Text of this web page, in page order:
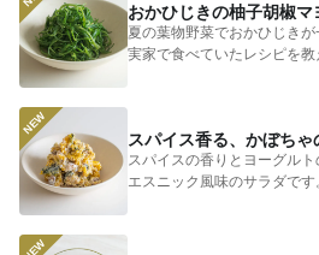
おかひじきの柚子胡椒マ
夏の葉物野菜でおかひじきが
実家で食べていたレシピを
スパイス香る、かぼち
スパイスの香りとヨーグルト
エスニック風味のサラダで